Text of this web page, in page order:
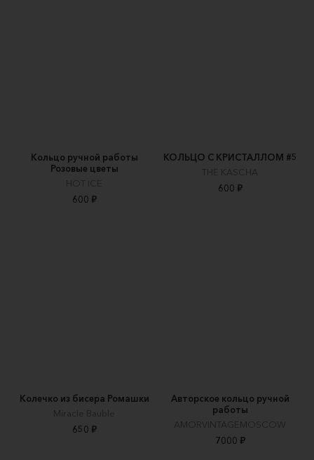
Кольцо ручной работы
Розовые цветы
HOT ICE
600 ₽
КОЛЬЦО С КРИСТАЛЛОМ #5
THE KASCHA
600 ₽
Колечко из бисера Ромашки
Miracle Bauble
650 ₽
Авторское кольцо ручной
работы
AMORVINTAGEMOSCOW
7000 ₽